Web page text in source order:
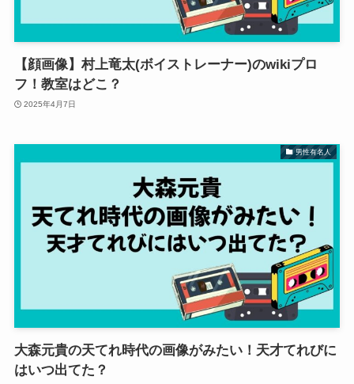
【顔画像】村上竜太(ボイストレーナー)のwikiプロ
フ！教室はどこ？
2025年4月7日
男性有名人
大森元貴の天てれ時代の画像がみたい！天才てれびに
はいつ出てた？